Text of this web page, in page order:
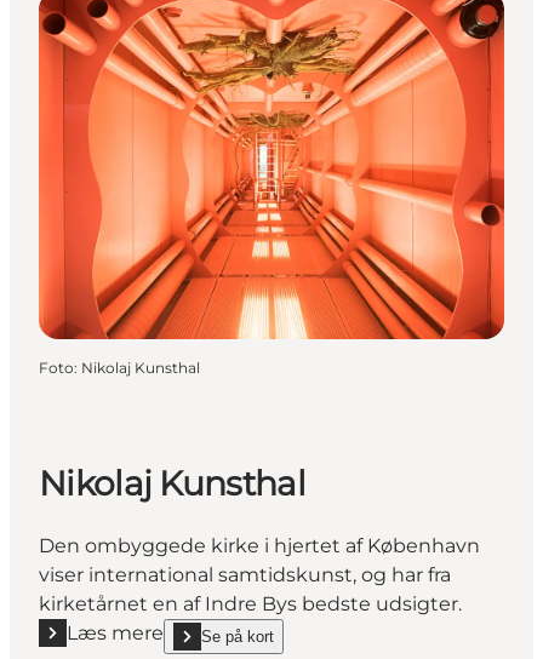
Foto: Nikolaj Kunsthal
Nikolaj Kunsthal
Den ombyggede kirke i hjertet af København
viser international samtidskunst, og har fra
kirketårnet en af Indre Bys bedste udsigter.
Læs mere
Læs mere "Nikolaj Kunsthal"
Se på kort
show Nikolaj Kunsthal on_map